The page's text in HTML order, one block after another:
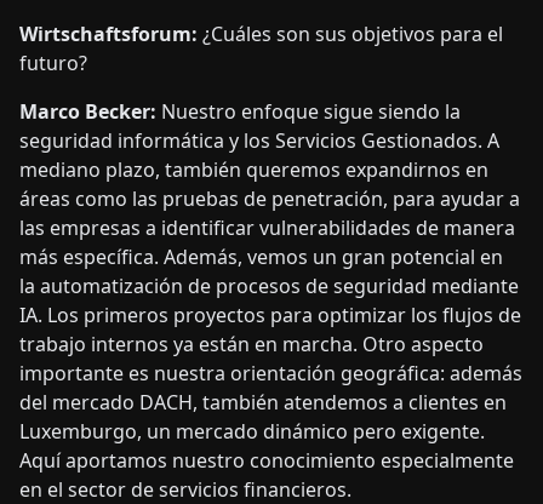
Wirtschaftsforum: ¿Cuáles son sus objetivos para el
futuro?
Marco Becker: Nuestro enfoque sigue siendo la
seguridad informática y los Servicios Gestionados. A
mediano plazo, también queremos expandirnos en
áreas como las pruebas de penetración, para ayudar a
las empresas a identificar vulnerabilidades de manera
más específica. Además, vemos un gran potencial en
la automatización de procesos de seguridad mediante
IA. Los primeros proyectos para optimizar los flujos de
trabajo internos ya están en marcha. Otro aspecto
importante es nuestra orientación geográfica: además
del mercado DACH, también atendemos a clientes en
Luxemburgo, un mercado dinámico pero exigente.
Aquí aportamos nuestro conocimiento especialmente
en el sector de servicios financieros.